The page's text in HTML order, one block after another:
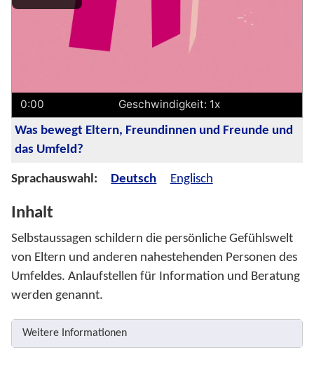
0:00 Geschwindigkeit: 1x
Was bewegt Eltern, Freundinnen und Freunde und
das Umfeld?
Sprachauswahl: Deutsch Englisch
Inhalt
Selbstaussagen schildern die persönliche Gefühlswelt
von Eltern und anderen nahestehenden Personen des
Umfeldes. Anlaufstellen für Information und Beratung
werden genannt.
Weitere Informationen